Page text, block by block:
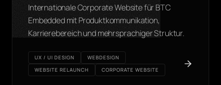
Internationale Corporate Website für BTC
Embedded mit Produktkommunikation,
Karrierebereich und mehrsprachiger Struktur.
UX / UI DESIGN
WEBDESIGN
WEBSITE RELAUNCH
CORPORATE WEBSITE